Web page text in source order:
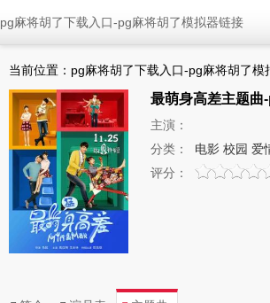
pg麻将胡了下载入口-pg麻将胡了模拟器链接
当前位置： pg麻将胡了下载入口-pg麻将胡了模
最萌身高差主题曲
主演：
分类：
电影 校园 爱
评分：